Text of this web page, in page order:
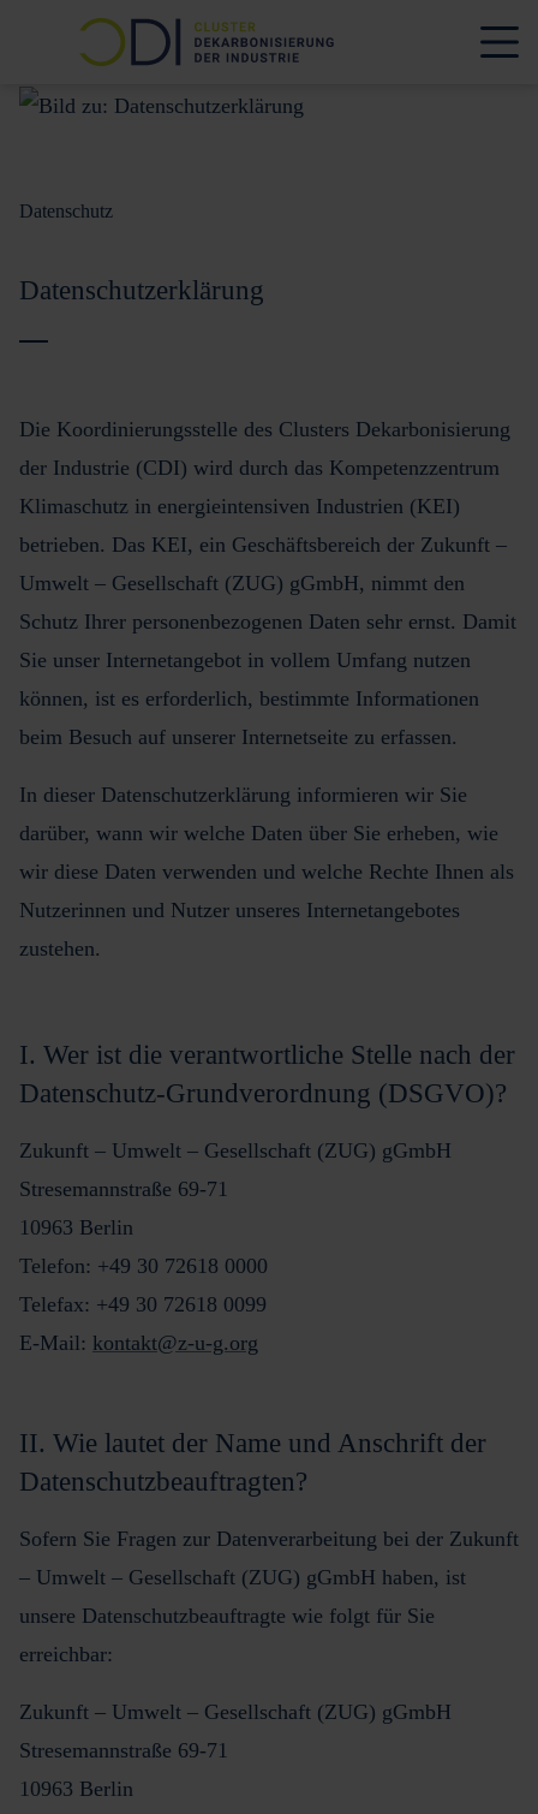
Datenschutz
Datenschutzerklärung
Die Koordinierungsstelle des Clusters Dekarbonisierung
der Industrie (CDI) wird durch das Kompetenzzentrum
Klimaschutz in energieintensiven Industrien (KEI)
betrieben. Das KEI, ein Geschäftsbereich der Zukunft –
Umwelt – Gesellschaft (ZUG) gGmbH, nimmt den
Schutz Ihrer personenbezogenen Daten sehr ernst. Damit
Sie unser Internetangebot in vollem Umfang nutzen
können, ist es erforderlich, bestimmte Informationen
beim Besuch auf unserer Internetseite zu erfassen.
In dieser Datenschutzerklärung informieren wir Sie
darüber, wann wir welche Daten über Sie erheben, wie
wir diese Daten verwenden und welche Rechte Ihnen als
Nutzerinnen und Nutzer unseres Internetangebotes
zustehen.
I. Wer ist die verantwortliche Stelle nach der
Datenschutz-Grundverordnung (DSGVO)?
Zukunft – Umwelt – Gesellschaft (ZUG) gGmbH
Stresemannstraße 69-71
10963 Berlin
Telefon: +49 30 72618 0000
Telefax: +49 30 72618 0099
E-Mail: kontakt@z-u-g.org
II. Wie lautet der Name und Anschrift der
Datenschutzbeauftragten?
Sofern Sie Fragen zur Datenverarbeitung bei der Zukunft
– Umwelt – Gesellschaft (ZUG) gGmbH haben, ist
unsere Datenschutzbeauftragte wie folgt für Sie
erreichbar:
Zukunft – Umwelt – Gesellschaft (ZUG) gGmbH
Stresemannstraße 69-71
10963 Berlin